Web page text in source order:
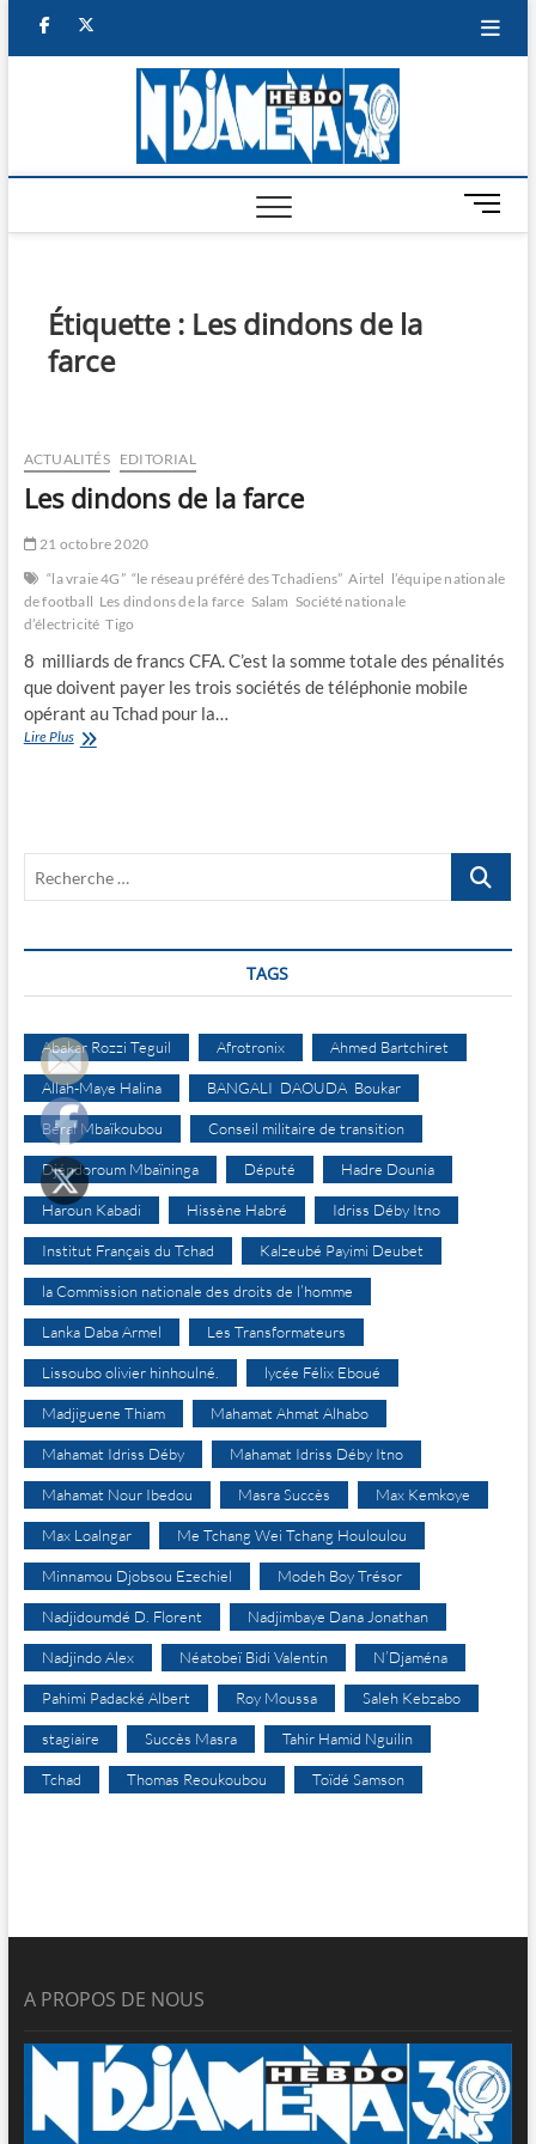
facebook
M
e
Étiquette : Les dindons de la
farce
ACTUALITÉS EDITORIAL
Les dindons de la farce
21 octobre 2020
“la vraie 4G” “le réseau préféré des Tchadiens” Airtel l’équipe nationale
de football Les dindons de la farce Salam Société nationale
d’électricité Tigo
8 milliards de francs CFA. C’est la somme totale des pénalités
que doivent payer les trois sociétés de téléphonie mobile
opérant au Tchad pour la…
Lire PlusLes
Recherche
TAGS
Abakar Rozzi Teguil Afrotronix Ahmed Bartchiret
Allah-Maye Halina BANGALI DAOUDA Boukar
Béral Mbaïkoubou Conseil militaire de transition
Djéndoroum Mbaïninga Député Hadre Dounia
Haroun Kabadi Hissène Habré Idriss Déby Itno
Institut Français du Tchad Kalzeubé Payimi Deubet
la Commission nationale des droits de l’homme
Lanka Daba Armel Les Transformateurs
Lissoubo olivier hinhoulné. lycée Félix Eboué
Madjiguene Thiam Mahamat Ahmat Alhabo
Mahamat Idriss Déby Mahamat Idriss Déby Itno
Mahamat Nour Ibedou Masra Succès Max Kemkoye
Max Loalngar Me Tchang Wei Tchang Houloulou
Minnamou Djobsou Ezechiel Modeh Boy Trésor
Nadjidoumdé D. Florent Nadjimbaye Dana Jonathan
Nadjindo Alex Néatobeï Bidi Valentin N’Djaména
Pahimi Padacké Albert Roy Moussa Saleh Kebzabo
stagiaire Succès Masra Tahir Hamid Nguilin
Tchad Thomas Reoukoubou Toïdé Samson
A PROPOS DE NOUS